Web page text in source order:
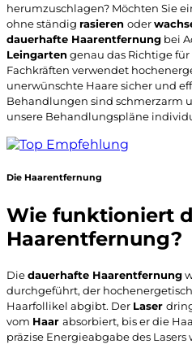
herumzuschlagen? Möchten Sie
ohne ständig rasieren oder
dauerhafte Haarentfernung bei
Leingartengenau das Richtige für
Fachkräften verwendet
unerwünschte Haare sicher und
Behandlungen sind schmerzarm
unsere Behandlungspläne
Die Haarentfernung
Wie funktioniert
Haarentfernung?
Diedauerhafte Haarentfernung
durchgeführt, der
Haarfollikel abgibt. Der Laser
vom Haar absorbiert, bis er die
präzise Energieabgabe des